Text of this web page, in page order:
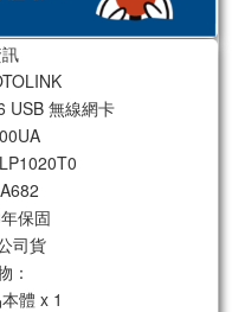
USB 無線網卡
保固
司貨
：
體 x 1